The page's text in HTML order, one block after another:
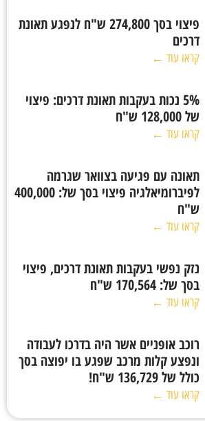
פיצוי בסך 274,800 ש"ח לנפגע תאונת
דרכים
קראו עוד ←
5% נכות בעקבות תאונת דרכים: פיצוי
של 128,000 ש"ח
קראו עוד ←
תאונה עם פגיעה בצוואר שגרמה
לפיברומיאלגיה פיצוי בסך של: 400,000
ש"ח
קראו עוד ←
נזק נפשי בעקבות תאונת דרכים, פיצוי
בסך של: 170,564 ש"ח
קראו עוד ←
רוכב אופניים אשר היה בדרכו לעבודה
ונפצע קלות מרכב שפגע בו יפוצה בסך
כולל של 136,729 ש"ח!
קראו עוד ←